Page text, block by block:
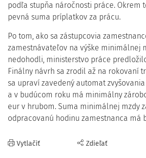
podľa stupňa náročnosti práce. Okrem
pevná suma príplatkov za prácu.
Po tom, ako sa zástupcovia
zamestnávateľov na výške minimálnej
nedohodli, ministerstvo práce
Finálny návrh sa zrodil až na rokovaní
sa upraví zavedený automat
a v budúcom roku má minimálny
eur v hrubom. Suma minimálnej mzdy
odpracovanú hodinu zamestnanca má
Vytlačiť Zdieľať